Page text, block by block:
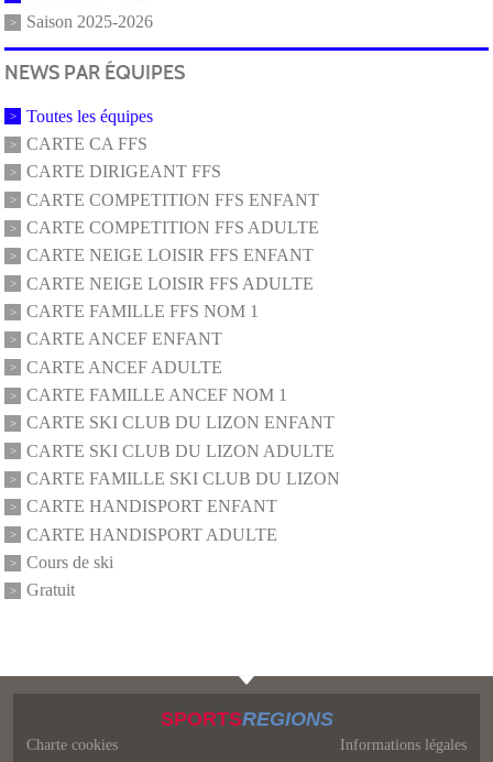
Saison 2025-2026
NEWS PAR ÉQUIPES
Toutes les équipes
CARTE CA FFS
CARTE DIRIGEANT FFS
CARTE COMPETITION FFS ENFANT
CARTE COMPETITION FFS ADULTE
CARTE NEIGE LOISIR FFS ENFANT
CARTE NEIGE LOISIR FFS ADULTE
CARTE FAMILLE FFS NOM 1
CARTE ANCEF ENFANT
CARTE ANCEF ADULTE
CARTE FAMILLE ANCEF NOM 1
CARTE SKI CLUB DU LIZON ENFANT
CARTE SKI CLUB DU LIZON ADULTE
CARTE FAMILLE SKI CLUB DU LIZON
CARTE HANDISPORT ENFANT
CARTE HANDISPORT ADULTE
Cours de ski
Gratuit
SPORTSREGIONS
Charte cookies Informations légales